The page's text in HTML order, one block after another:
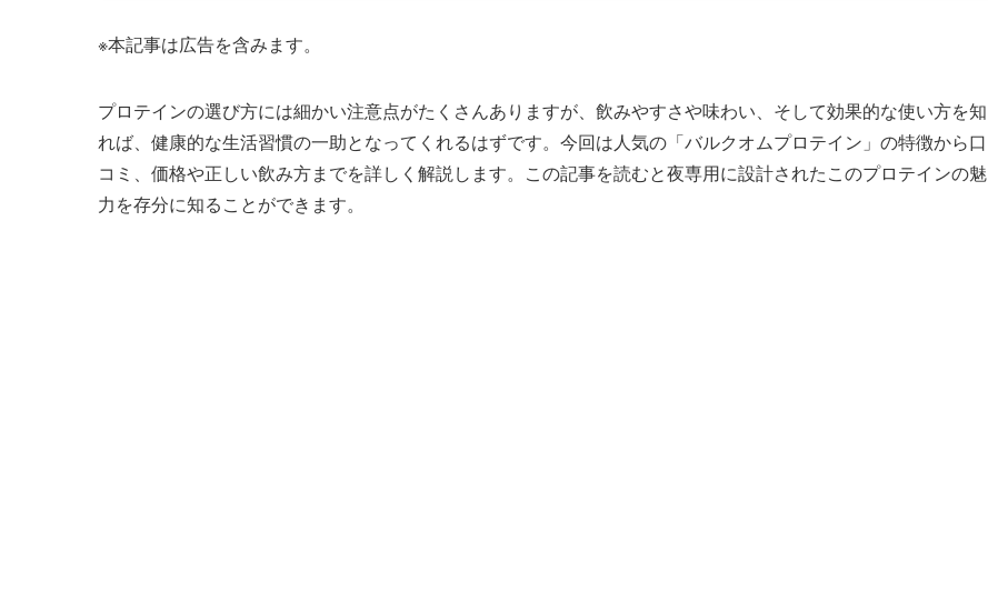
※本記事は広告を含みます。
プロテインの選び方には細かい注意点がたくさんありますが、飲みやすさや味わい、そして効果的な使い方を知
れば、健康的な生活習慣の一助となってくれるはずです。今回は人気の「バルクオムプロテイン」の特徴から口
コミ、価格や正しい飲み方までを詳しく解説します。この記事を読むと夜専用に設計されたこのプロテインの魅
力を存分に知ることができます。